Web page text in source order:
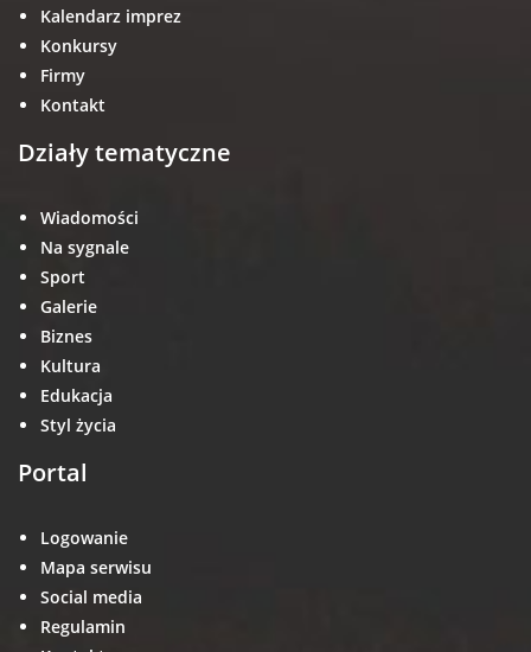
Kalendarz imprez
Konkursy
Firmy
Kontakt
Działy tematyczne
Wiadomości
Na sygnale
Sport
Galerie
Biznes
Kultura
Edukacja
Styl życia
Portal
Logowanie
Mapa serwisu
Social media
Regulamin